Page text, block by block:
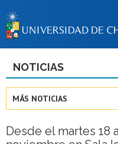
NOTICIAS
MÁS NOTICIAS
Desde el martes 18